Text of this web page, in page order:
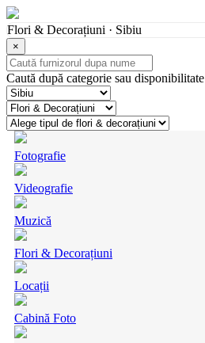
Flori & Decorațiuni · Sibiu
×
Caută după categorie sau disponibilitate
Fotografie
Videografie
Muzică
Flori & Decorațiuni
Locații
Cabină Foto